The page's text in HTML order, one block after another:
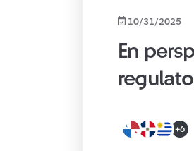
10/31/2025
En
+6